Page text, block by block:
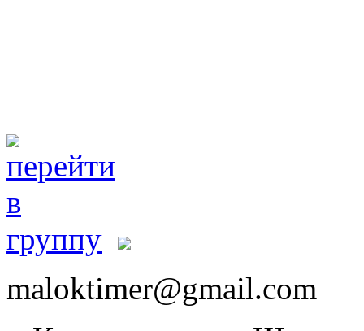
maloktimer@gmail.com